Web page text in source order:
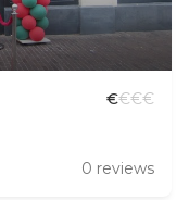
€€€€
0 reviews